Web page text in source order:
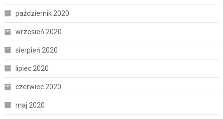
październik 2020
wrzesień 2020
sierpień 2020
lipiec 2020
czerwiec 2020
maj 2020